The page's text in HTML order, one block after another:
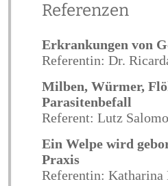
Referenzen
Erkrankungen von
Referentin: Dr.
Milben, Würmer,
Parasitenbefall
Referent: Lutz
Ein Welpe wird
Praxis
Referentin: Katharina